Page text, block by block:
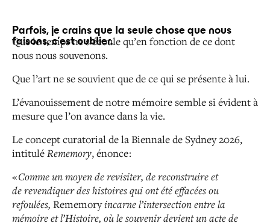
Parfois, je crains que la seule chose que nous
faisons, c’est oublier.
Que le temps ne s’écoule qu’en fonction de ce dont
nous nous souvenons.
Que l’art ne se souvient que de ce qui se présente à lui.
L’évanouissement de notre mémoire semble si évident à
mesure que l’on avance dans la vie.
Le concept curatorial de la Biennale de Sydney 2026,
intituléRememory, énonce :
«Comme un moyen de revisiter, de reconstruire et
derevendiquer des histoires qui ont été effacées ou
refoulées, Rememoryincarne l’intersection entre la
mémoire etl’Histoire, où le souvenir devient un acte de